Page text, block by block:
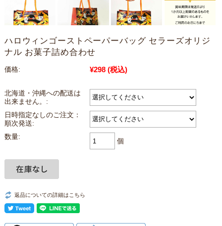
ハロウィンゴーストペーパーバッグ セラーズオリジ
ナル お菓子詰め合わせ
価格: ¥298 (税込)
北海道・沖縄への配送は
出来ません。:
日時指定なしのご注文：
順次発送:
数量:
個
返品についての詳細はこちら